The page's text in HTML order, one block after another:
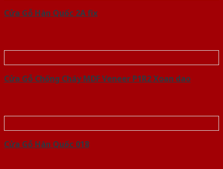
Cửa Gỗ Hàn Quốc 2A fix
Cửa Gỗ Chống Cháy MDF Veneer P1R2 Xoan dao
Cửa Gỗ Hàn Quốc 018